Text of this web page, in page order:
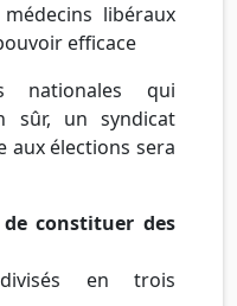
libéraux
efficace
nationales qui
sûr, un syndicat
aux élections sera
constituer des
en trois